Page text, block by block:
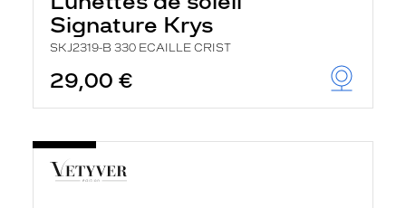
Signature Krys
SKJ2319-B 330 ECAILLE CRIST
29,00 €